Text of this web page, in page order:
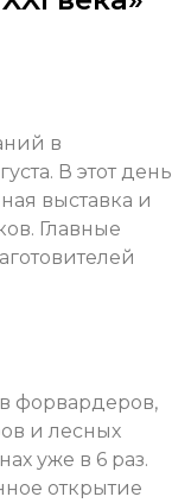
в
В этот день
выставка и
Главные
форвардеров,
и лесных
уже в 6 раз.
открытие